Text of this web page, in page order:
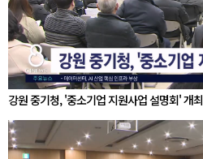
강원 중기청, '중소기업 지원사업 설명회' 개최